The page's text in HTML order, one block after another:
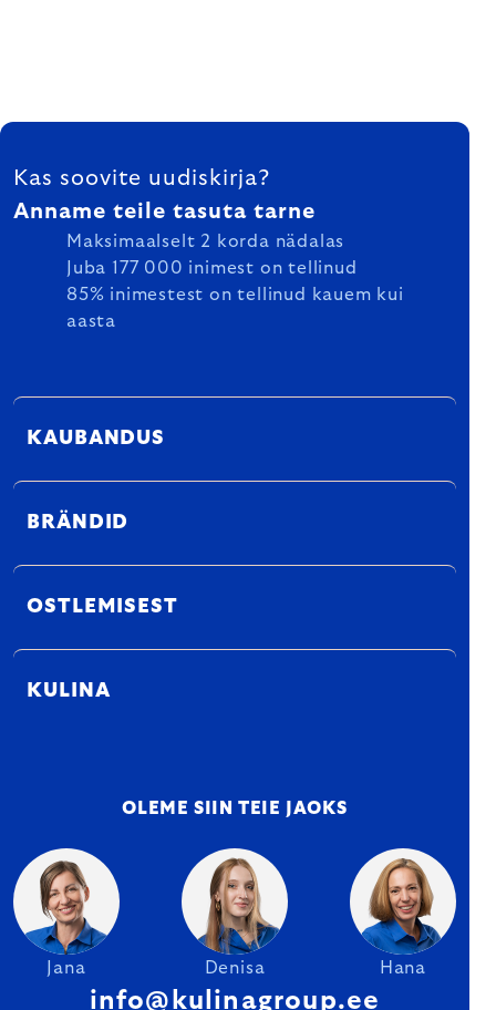
FOOTER
Kas soovite uudiskirja?
Anname teile tasuta tarne
Maksimaalselt 2 korda nädalas
Juba 177 000 inimest on tellinud
85% inimestest on tellinud kauem kui
aasta
KAUBANDUS
BRÄNDID
OSTLEMISEST
KULINA
OLEME SIIN TEIE JAOKS
Jana Denisa Hana
info@kulinagroup.ee